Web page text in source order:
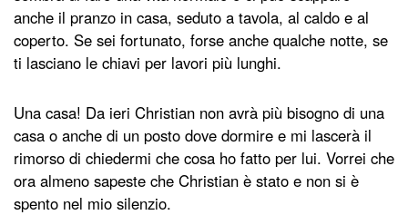
anche il pranzo in casa, seduto a tavola, al caldo e al
coperto. Se sei fortunato, forse anche qualche notte, se
ti lasciano le chiavi per lavori più lunghi.
Una casa! Da ieri Christian non avrà più bisogno di una
casa o anche di un posto dove dormire e mi lascerà il
rimorso di chiedermi che cosa ho fatto per lui. Vorrei che
ora almeno sapeste che Christian è stato e non si è
spento nel mio silenzio.